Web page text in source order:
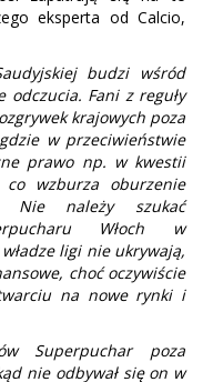
eksperta od Calcio,
budzi wśród
odczucia. Fani z reguły
krajowych poza
w przeciwieństwie
prawo np. w kwestii
wzburza oburzenie
Nie należy szukać
Włoch w
ligi nie ukrywają,
choć oczywiście
na nowe rynki i
Superpuchar poza
nie odbywał się on w